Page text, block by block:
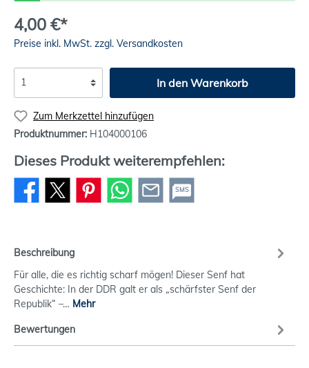
4,00 €*
Preise inkl. MwSt. zzgl. Versandkosten
In den Warenkorb
Zum Merkzettel hinzufügen
Produktnummer: H104000106
Dieses Produkt weiterempfehlen:
SMS
Beschreibung
Für alle, die es richtig scharf mögen! Dieser Senf hat
Geschichte: In der DDR galt er als „schärfster Senf der
Republik“ –… Mehr
Bewertungen